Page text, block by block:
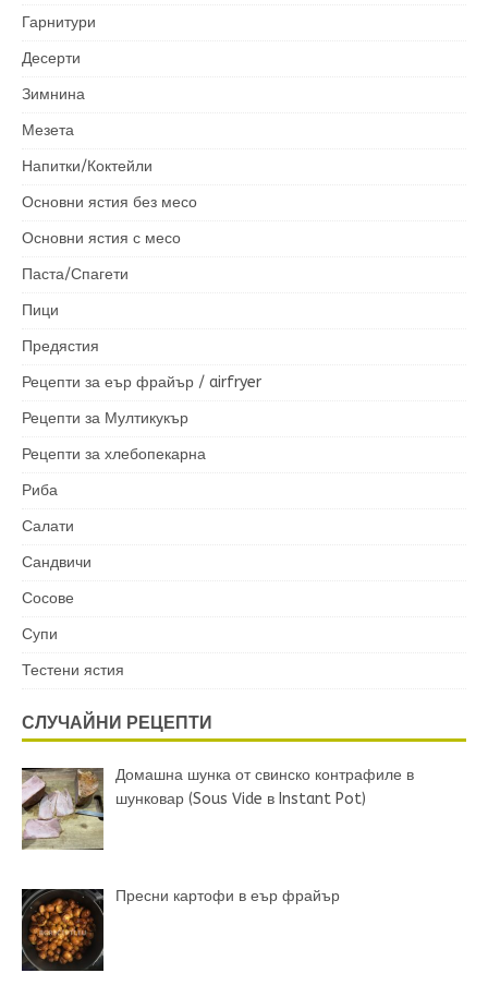
Гарнитури
Десерти
Зимнина
Мезета
Напитки/Коктейли
Основни ястия без месо
Основни ястия с месо
Паста/Спагети
Пици
Предястия
Рецепти за еър фрайър / airfryer
Рецепти за Мултикукър
Рецепти за хлебопекарна
Риба
Салати
Сандвичи
Сосове
Супи
Тестени ястия
СЛУЧАЙНИ РЕЦЕПТИ
Домашна шунка от свинско контрафиле в
шунковар (Sous Vide в Instant Pot)
Пресни картофи в еър фрайър